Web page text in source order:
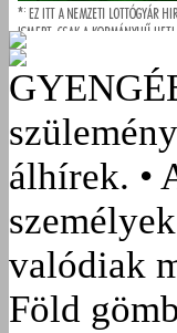
álhírek. •
valódiak
Föld